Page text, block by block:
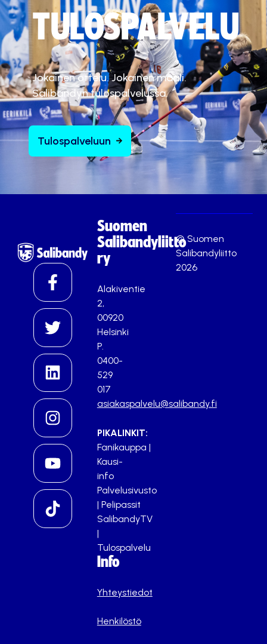
TULOSPALVELU
Jokainen ottelu. Jokainen maali.
Salibandyn tulospalvelussa.
Tulospalveluun
Suomen
Salibandyliitto
ry
Alakiventie
2,
00920
Helsinki
P.
0400-
529
017
asiakaspalvelu@salibandy.fi
PIKALINKIT:
Fanikauppa |
Kausi-
info
Palvelusivusto
| Pelipassit
SalibandyTV
|
Tulospalvelu
Info
Yhteystiedot
Henkilöstö
© Suomen
Salibandyliitto
2026